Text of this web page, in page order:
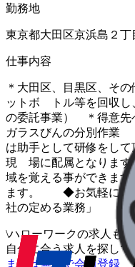
勤務地
東京都大田区京浜島２丁
仕事内容
＊大田区、目黒区、そ
ットボ トル等を回収し
の委託事業） ＊得意
ガラスびん
は助手として研修をし
現 場に配属となりま
域を覚える事ができま
ます。 ◆お気軽に、お
社の定める業務」
\ハローワークの求人も一
自分に合う求人を探して
まずは無料で会員登録